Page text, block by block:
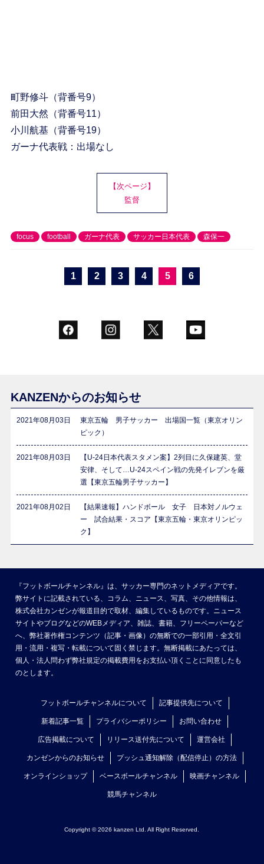
町野修斗（背番号9）
前田大然（背番号11）
小川航基（背番号19）
ガーナ代表戦：出場なし
【次ページ】
監督
focus football ガーナ代表 サッカー日本代表 森保一
1 2 3 4 5 6
KANZENからのお知らせ
2021年08月03日
東京五輪 男子サッカー 出場国一覧（東京オリン
ピック）
2021年08月03日
【U-24日本代表スタメン案】2列目に久保建英、堂
安律、そして…U-24スペイン戦の先発イレブンを厳
選【東京五輪男子サッカー】
2021年08月02日
【結果速報】ハンドボール 女子 日本対ノルウェ
ー 試合結果・スコア【東京五輪・東京オリンピッ
ク】
『フットボールチャンネル』は、サッカー専門のネットメディアです。
弊サイトに記載されている、コラム、ニュース、写真、その他情報は、
株式会社カンゼンが報道目的で取材、編集しているものです。ニュース
サイトやブログなどのWEBメディア、雑誌、書籍、フリーペーパーなど
へ、弊社著作権コンテンツ（記事・画像）の無断での一部引用・全文引
用・流用・複写・転載について固く禁じます。無断掲載にあたっては、
個人・法人問わず弊社規定の掲載費用をお支払い頂くことに同意したも
のとします。
フットボールチャンネルについて 記事提供先について
新着記事一覧 プライバシーポリシー お問い合わせ
広告掲載について リリース送付先について 運営会社
カンゼンからのお知らせ プッシュ通知解除（配信停止）の方法
オンラインショップ ベースボールチャンネル 映画チャンネル
競馬チャンネル
Copyright © 2026 kanzen Ltd. All Right Reserved.